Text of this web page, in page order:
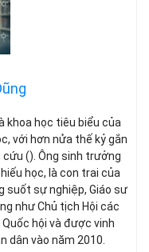
khoa học tiêu biểu của
với hơn nửa thế kỷ gắn
cứu (). Ông sinh trưởng
học, là con trai của
suốt sự nghiệp, Giáo sư
như Chủ tịch Hội các
hội và được vinh
dân vào năm 2010.